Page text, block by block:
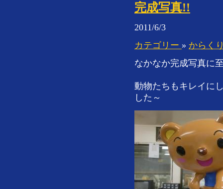
完成写真!!
2011/6/3
カテゴリー » からく
なかなか完成写真に
動物たちもキレイに
した～